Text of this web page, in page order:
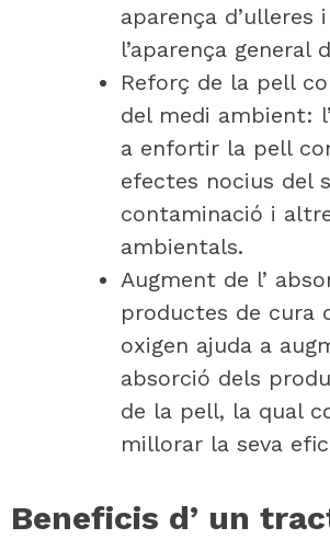
aparença d’ulleres
l’aparença general
Reforç de la pell
del medi ambient:
a enfortir la pell
efectes nocius del
contaminació i
ambientals.
Augment de l’
productes de cura
oxigen ajuda a
absorció dels
de la pell, la qual
millorar la seva
Beneficis d’ un